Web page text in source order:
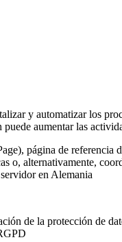
y automatizar los
aumentar las
página de
alternativamente,
en Alemania
de la protección de